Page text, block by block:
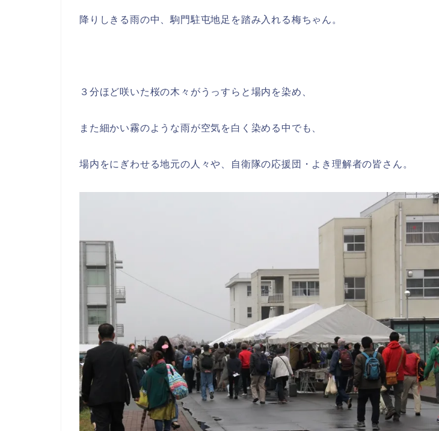
降りしきる雨の中、駒門駐屯地足を踏み入れる梅ちゃん。
３分ほど咲いた桜の木々がうっすらと場内を染め、
また細かい霧のような雨が空気を白く染める中でも、
場内をにぎわせる地元の人々や、自衛隊の応援団・よき理解者の皆さん。